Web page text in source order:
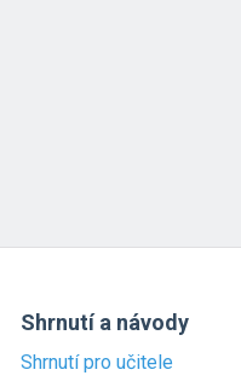
Shrnutí a návody
Shrnutí pro učitele